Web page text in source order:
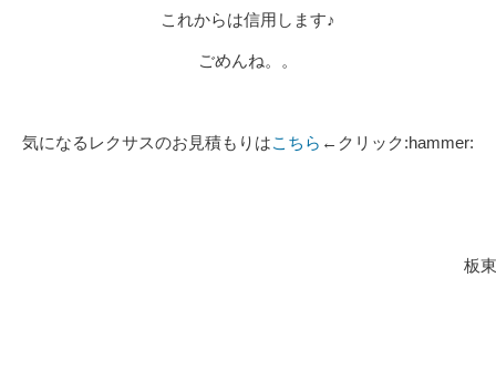
これからは信用します♪
ごめんね。。
気になるレクサスのお見積もりはこちら ←クリック:hammer:
板東